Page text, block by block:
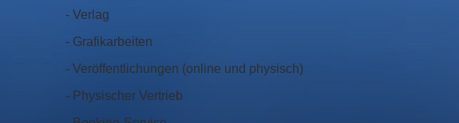
- Verlag
- Grafikarbeiten
- Veröffentlichungen (online und physisch)
- Physischer Vertrieb